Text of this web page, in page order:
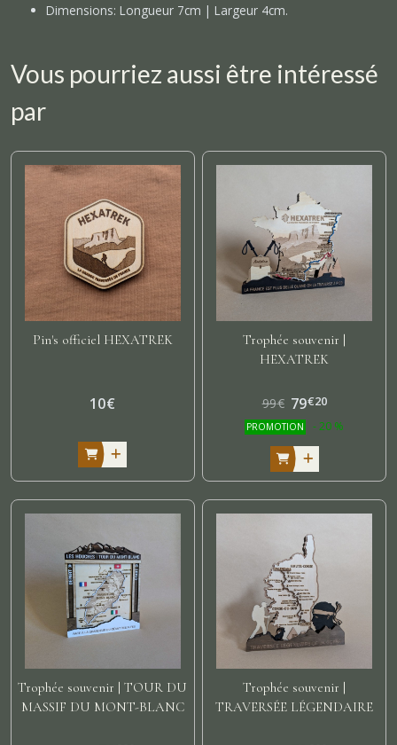
Dimensions: Longueur 7cm | Largeur 4cm.
Vous pourriez aussi être intéressé
par
Pin's officiel HEXATREK
10€
Trophée souvenir |
HEXATREK
99€ 79€20
PROMOTION -20 %
Trophée souvenir | TOUR DU
MASSIF DU MONT-BLANC
Trophée souvenir |
TRAVERSÉE LÉGENDAIRE